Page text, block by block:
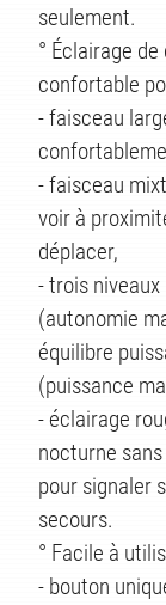
seulement.
° Éclairage
confortable
- faisceau
- faisceau
voir à
déplacer,
- trois niveaux
(autonomie
équilibre
(puissance
- éclairage
nocturne
pour signaler
secours.
° Facile à
- bouton